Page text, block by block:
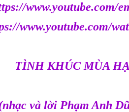
www.youtube.com/
www.youtube.com/
TÌNH KHÚC MÙA HẠ
và lời Phạm Anh